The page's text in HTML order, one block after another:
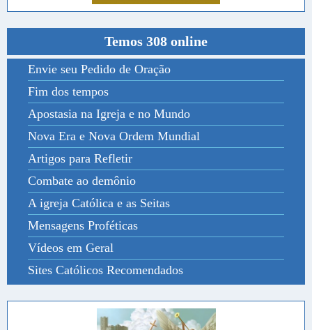
Temos 308 online
Envie seu Pedido de Oração
Fim dos tempos
Apostasia na Igreja e no Mundo
Nova Era e Nova Ordem Mundial
Artigos para Refletir
Combate ao demônio
A igreja Católica e as Seitas
Mensagens Proféticas
Vídeos em Geral
Sites Católicos Recomendados